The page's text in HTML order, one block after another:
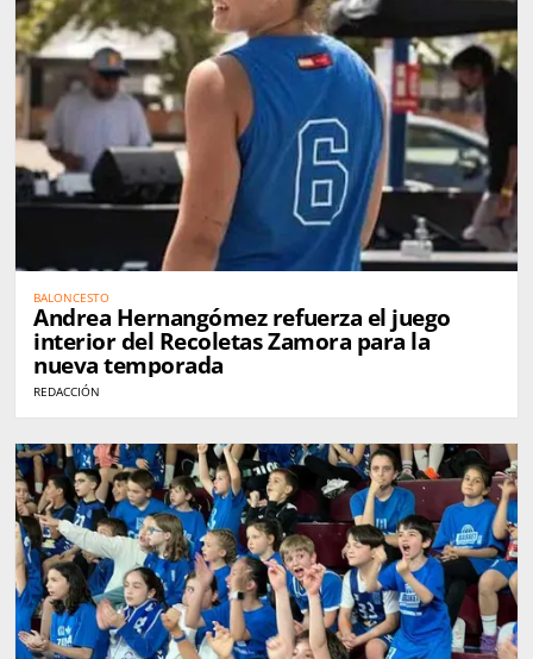
BALONCESTO
Andrea Hernangómez refuerza el juego
interior del Recoletas Zamora para la
nueva temporada
REDACCIÓN